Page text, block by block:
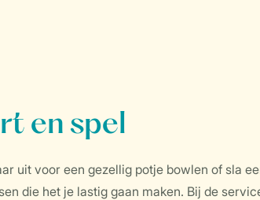
en spel
uit voor een gezellig potje bowlen of sla
die het je lastig gaan maken. Bij de